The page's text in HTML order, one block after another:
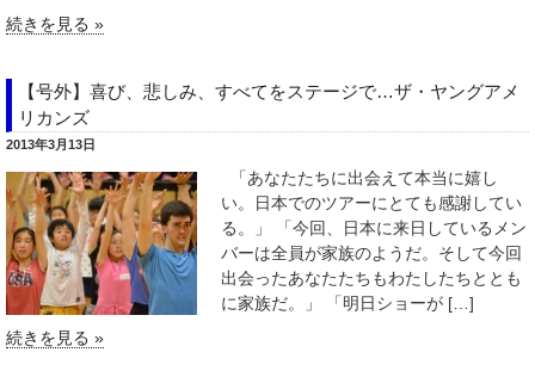
続きを見る »
【号外】喜び、悲しみ、すべてをステージで…ザ・ヤングアメ
リカンズ
2013年3月13日
「あなたたちに出会えて本当に嬉し
い。日本でのツアーにとても感謝してい
る。」 「今回、日本に来日しているメン
バーは全員が家族のようだ。そして今回
出会ったあなたたちもわたしたちととも
に家族だ。」 「明日ショーが […]
続きを見る »